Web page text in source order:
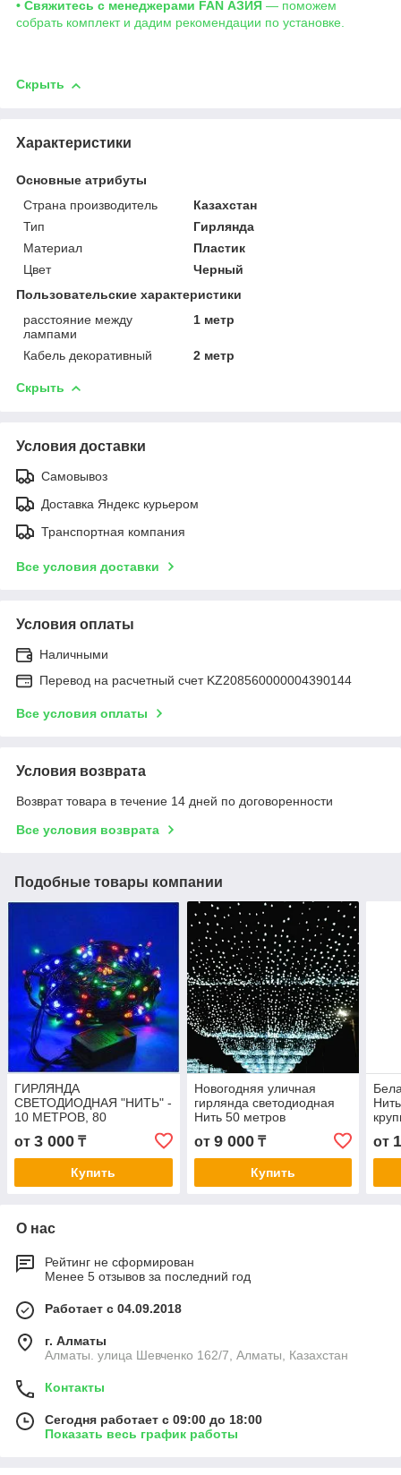
• Свяжитесь с менеджерами FAN АЗИЯ — поможем
собрать комплект и дадим рекомендации по установке.
Скрыть
Характеристики
Основные атрибуты
Страна производитель
Казахстан
Тип
Гирлянда
Материал
Пластик
Цвет
Черный
Пользовательские характеристики
расстояние между
лампами
1 метр
Кабель декоративный 2 метр
Скрыть
Условия доставки
Самовывоз
Доставка Яндекс курьером
Транспортная компания
Все условия доставки
Условия оплаты
Наличными
Перевод на расчетный счет KZ208560000004390144
Все условия оплаты
Условия возврата
Возврат товара в течение 14 дней по договоренности
Все условия возврата
Подобные товары компании
ГИРЛЯНДА
СВЕТОДИОДНАЯ "НИТЬ" -
10 МЕТРОВ, 80
ЛАМПОЧЕК,
РАЗНОЦВЕТНАЯ,
МЕРЦАЮЩАЯ
от 3 000 ₸
Купить
Новогодняя уличная
гирлянда светодиодная
Нить 50 метров
от 9 000₸
Купить
от
О нас
Рейтинг не сформирован
Менее 5 отзывов за последний год
Работает с 04.09.2018
г. Алматы
Алматы. улица Шевченко 162/7, Алматы, Казахстан
Контакты
Сегодня работает с 09:00 до 18:00
Показать весь график работы